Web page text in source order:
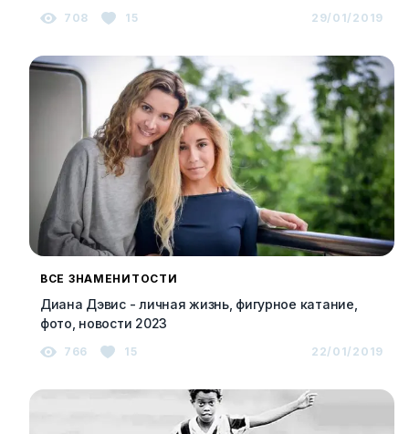
708 15 29/01/2019
ВСЕ ЗНАМЕНИТОСТИ
Диана Дэвис - личная жизнь, фигурное катание,
фото, новости 2023
766 15 22/01/2019